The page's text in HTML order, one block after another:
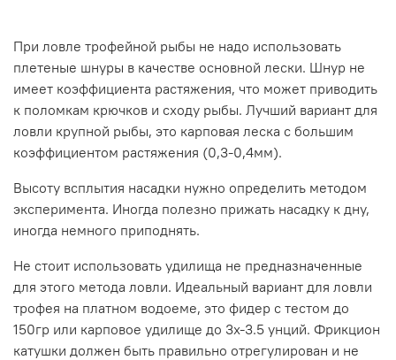
При ловле трофейной рыбы не надо использовать
плетеные шнуры в качестве основной лески. Шнур не
имеет коэффициента растяжения, что может приводить
к поломкам крючков и сходу рыбы. Лучший вариант для
ловли крупной рыбы, это карповая леска с большим
коэффициентом растяжения (0,3-0,4мм).
Высоту всплытия насадки нужно определить методом
эксперимента. Иногда полезно прижать насадку к дну,
иногда немного приподнять.
Не стоит использовать удилища не предназначенные
для этого метода ловли. Идеальный вариант для ловли
трофея на платном водоеме, это фидер с тестом до
150гр или карповое удилище до 3х-3.5 унций. Фрикцион
катушки должен быть правильно отрегулирован и не